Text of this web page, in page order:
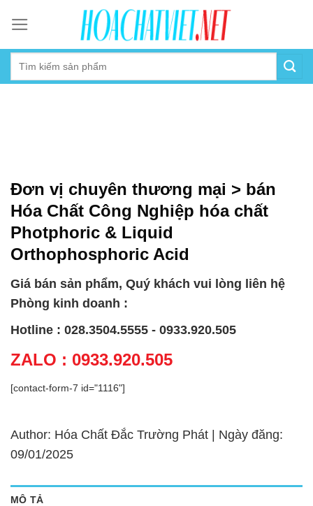
content
Đơn vị chuyên thương mại > bán
Hóa Chất Công Nghiệp hóa chất
Photphoric & Liquid
Orthophosphoric Acid
Giá bán sản phẩm, Quý khách vui lòng liên hệ
Phòng kinh doanh :
Hotline : 028.3504.5555 - 0933.920.505
ZALO : 0933.920.505
[contact-form-7 id="1116"]
Author: Hóa Chất Đắc Trường Phát | Ngày đăng:
09/01/2025
MÔ TẢ